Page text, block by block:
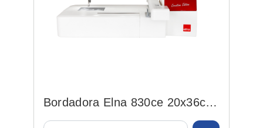
Bordadora Elna 830ce 20x36cm,
860ppm